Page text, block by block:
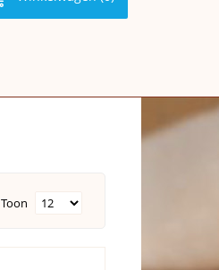
Toon